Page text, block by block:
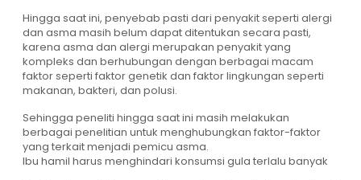
Hingga saat ini, penyebab pasti dari penyakit seperti alergi
dan asma masih belum dapat ditentukan secara pasti,
karena asma dan alergi merupakan penyakit yang
kompleks dan berhubungan dengan berbagai macam
faktor seperti faktor genetik dan faktor lingkungan seperti
makanan, bakteri, dan polusi.
Sehingga peneliti hingga saat ini masih melakukan
berbagai penelitian untuk menghubungkan faktor-faktor
yang terkait menjadi pemicu asma.
Ibu hamil harus menghindari konsumsi gula terlalu banyak